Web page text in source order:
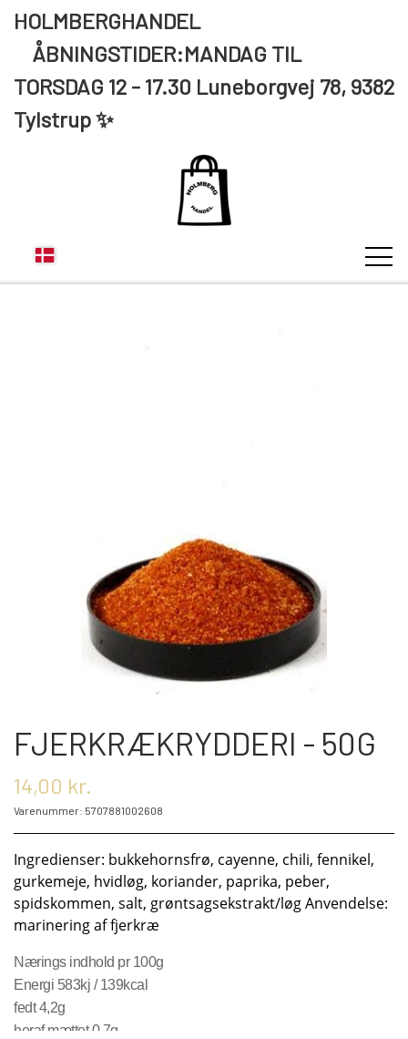
HOLMBERGHANDEL
ÅBNINGSTIDER:MANDAG TIL
TORSDAG 12 - 17.30 Luneborgvej 78, 9382
Tylstrup ✨
MARKEDER
ARRANGEMENTER
KRYDDERIER
SALT/PEBER
PAPRIKA/CHILI
KARRY KRYDDERIER
HYBENGAARDEN
FJERKRÆKRYDDERI - 50G
14,00 kr.
Varenummer: 5707881002608
Ingredienser: bukkehornsfrø, cayenne, chili, fennikel,
gurkemeje, hvidløg, koriander, paprika, peber,
spidskommen, salt, grøntsagsekstrakt/løg Anvendelse:
marinering af fjerkræ
Nærings indhold pr 100g
Energi 583kj / 139kcal
fedt 4,2g
heraf mættet 0,7g